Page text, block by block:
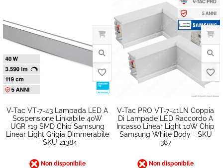
V-Tac VT-7-43 Lampada LED A
Sospensione Linkabile 40W
UGR ≤19 SMD Chip Samsung
Linear Light Grigia Dimmerabile
- SKU 21384
Non disponibile
V-Tac PRO VT-7-41LN Coppia
Di Lampade LED Raccordo A
Incasso Linear Light 10W Chip
Samsung White Body - SKU
387
Non disponibile